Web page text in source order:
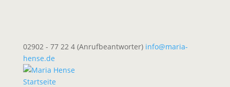
02902 - 77 22 4 (Anrufbeantworter) info@maria-
hense.de
Startseite